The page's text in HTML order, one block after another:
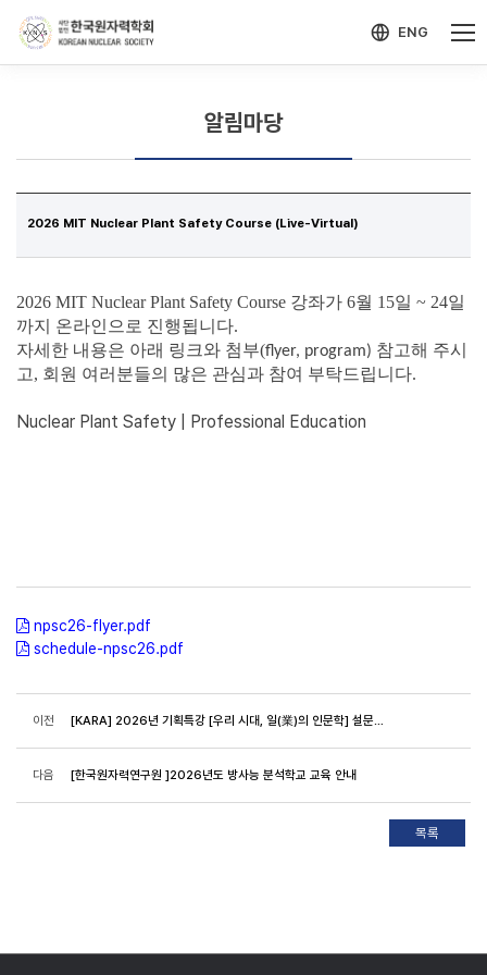
ENG
알림마당
2026 MIT Nuclear Plant Safety Course (Live-Virtual)
2026 MIT Nuclear Plant Safety Course 강좌가 6월 15일 ~ 24일
까지 온라인으로 진행됩니다.
자세한 내용은 아래 링크와 첨부(flyer, program) 참고해 주시
고, 회원 여러분들의 많은 관심과 참여 부탁드립니다.
Nuclear Plant Safety | Professional Education
npsc26-flyer.pdf
schedule-npsc26.pdf
이전 [KARA] 2026년 기획특강 [우리 시대, 일(業)의 인문학] 설문조사 안내
다음 [한국원자력연구원 ]2026년도 방사능 분석학교 교육 안내